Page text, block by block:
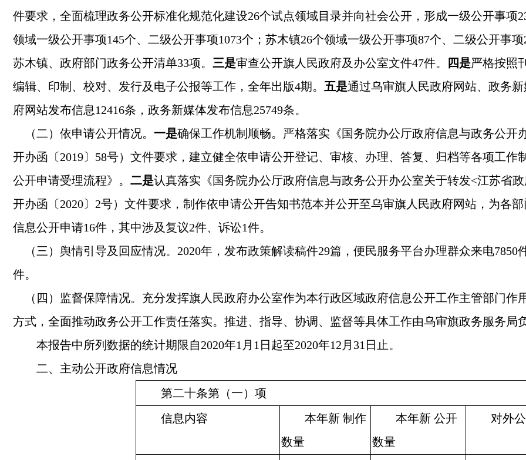
件要求，全面梳理政务公开标准化规范化建设26个试点领域目录并向社会公开，形成一级公开事项
领域一级公开事项145个、二级公开事项1073个；苏木镇26个领域一级公开事项87个、二级公开事项
苏木镇、政府部门政务公开清单33项。 三是审查公开旗人民政府及办公室文件47件。 四是严格按照
编辑、印制、校对、发行及电子公报等工作，全年出版4期。 五是通过乌审旗人民政府网站、政务
府网站发布信息12416条，政务新媒体发布信息25749条。
（二）依申请公开情况。 一是确保工作机制顺畅。严格落实《国务院办公厅政府信息与政务公
开办函〔2019〕 58号）文件要求，建立健全依申请公开登记、审核、办理、答复、归档等各项工
公开申请受理流程》。 二是认真落实《国务院办公厅政府信息与政务公开办公室关于转发<江苏省
开办函〔2020〕 2号）文件要求，制作依申请公开告知书范本并公开至乌审旗人民政府网站，为各
信息公开申请16件，其中涉及复议2件、诉讼1件。
（三）舆情引导及回应情况。 2020年，发布政策解读稿件29篇，便民服务平台办理群众来电7850
件。
（四）监督保障情况。充分发挥旗人民政府办公室作为本行政区域政府信息公开工作主管部门作
方式，全面推动政务公开工作责任落实。推进、指导、协调、监督等具体工作由乌审旗政务服务局
本报告中所列数据的统计期限自2020年1 月 1 日起至2020年12 月 31 日止。
二、主动公开政府信息情况
第二十条第（一）项
信息内容
本年新 制作
数量
本年新 公开
数量
对外公